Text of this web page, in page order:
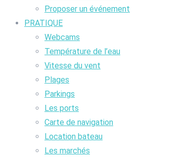
Proposer un événement
PRATIQUE
Webcams
Température de l’eau
Vitesse du vent
Plages
Parkings
Les ports
Carte de navigation
Location bateau
Les marchés